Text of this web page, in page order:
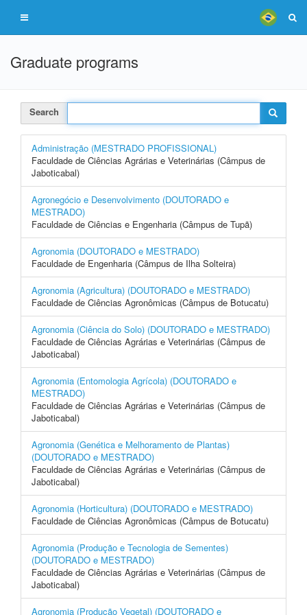
Graduate programs
Search
Administração (MESTRADO PROFISSIONAL)
Faculdade de Ciências Agrárias e Veterinárias (Câmpus de
Jaboticabal)
Agronegócio e Desenvolvimento (DOUTORADO e
MESTRADO)
Faculdade de Ciências e Engenharia (Câmpus de Tupã)
Agronomia (DOUTORADO e MESTRADO)
Faculdade de Engenharia (Câmpus de Ilha Solteira)
Agronomia (Agricultura) (DOUTORADO e MESTRADO)
Faculdade de Ciências Agronômicas (Câmpus de Botucatu)
Agronomia (Ciência do Solo) (DOUTORADO e MESTRADO)
Faculdade de Ciências Agrárias e Veterinárias (Câmpus de
Jaboticabal)
Agronomia (Entomologia Agrícola) (DOUTORADO e
MESTRADO)
Faculdade de Ciências Agrárias e Veterinárias (Câmpus de
Jaboticabal)
Agronomia (Genética e Melhoramento de Plantas)
(DOUTORADO e MESTRADO)
Faculdade de Ciências Agrárias e Veterinárias (Câmpus de
Jaboticabal)
Agronomia (Horticultura) (DOUTORADO e MESTRADO)
Faculdade de Ciências Agronômicas (Câmpus de Botucatu)
Agronomia (Produção e Tecnologia de Sementes)
(DOUTORADO e MESTRADO)
Faculdade de Ciências Agrárias e Veterinárias (Câmpus de
Jaboticabal)
Agronomia (Produção Vegetal) (DOUTORADO e